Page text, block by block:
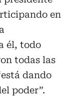
en
él, todo
todas las
dando
poder”.